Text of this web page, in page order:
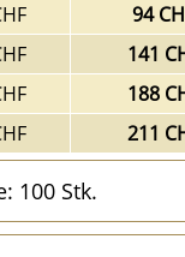
94
141
188
211
100 Stk.